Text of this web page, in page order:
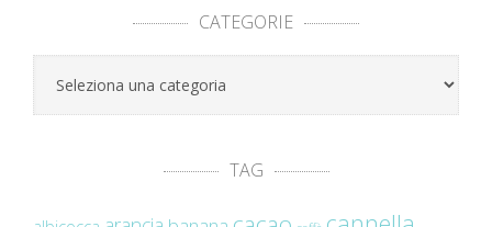
CATEGORIE
Categorie
TAG